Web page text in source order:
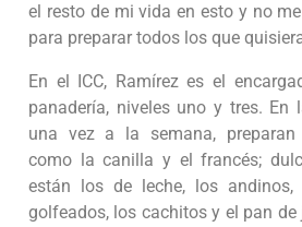
el resto de mi vida en esto y no
para preparar todos los que
En el ICC, Ramírez es el
panadería, niveles uno y tres. En
una vez a la semana, preparan
como la canilla y el francés;
están los de leche, los andinos,
golfeados, los cachitos y el pan de